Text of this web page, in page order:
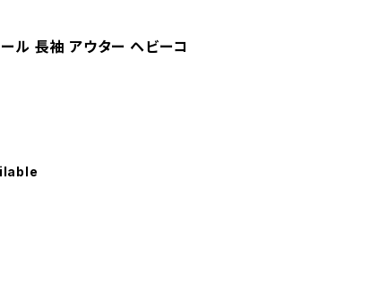
長袖 アウター ヘビーコ